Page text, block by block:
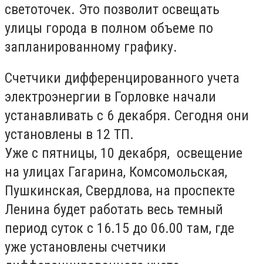
светоточек. Это позволит освещать
улицы города в полном объеме по
запланированному графику.
Счетчики дифференцированного учета
электроэнергии в Горловке начали
устанавливать с 6 декабря. Сегодня они
установлены в 12 ТП.
Уже с пятницы, 10 декабря, освещение
на улицах Гагарина, Комсомольская,
Пушкинская, Свердлова, на проспекте
Ленина будет работать весь темный
период суток с 16.15 до 06.00 там, где
уже установлены счетчики